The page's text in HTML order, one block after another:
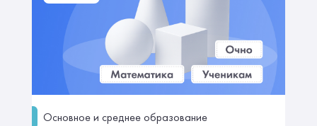
Основное и среднее образование